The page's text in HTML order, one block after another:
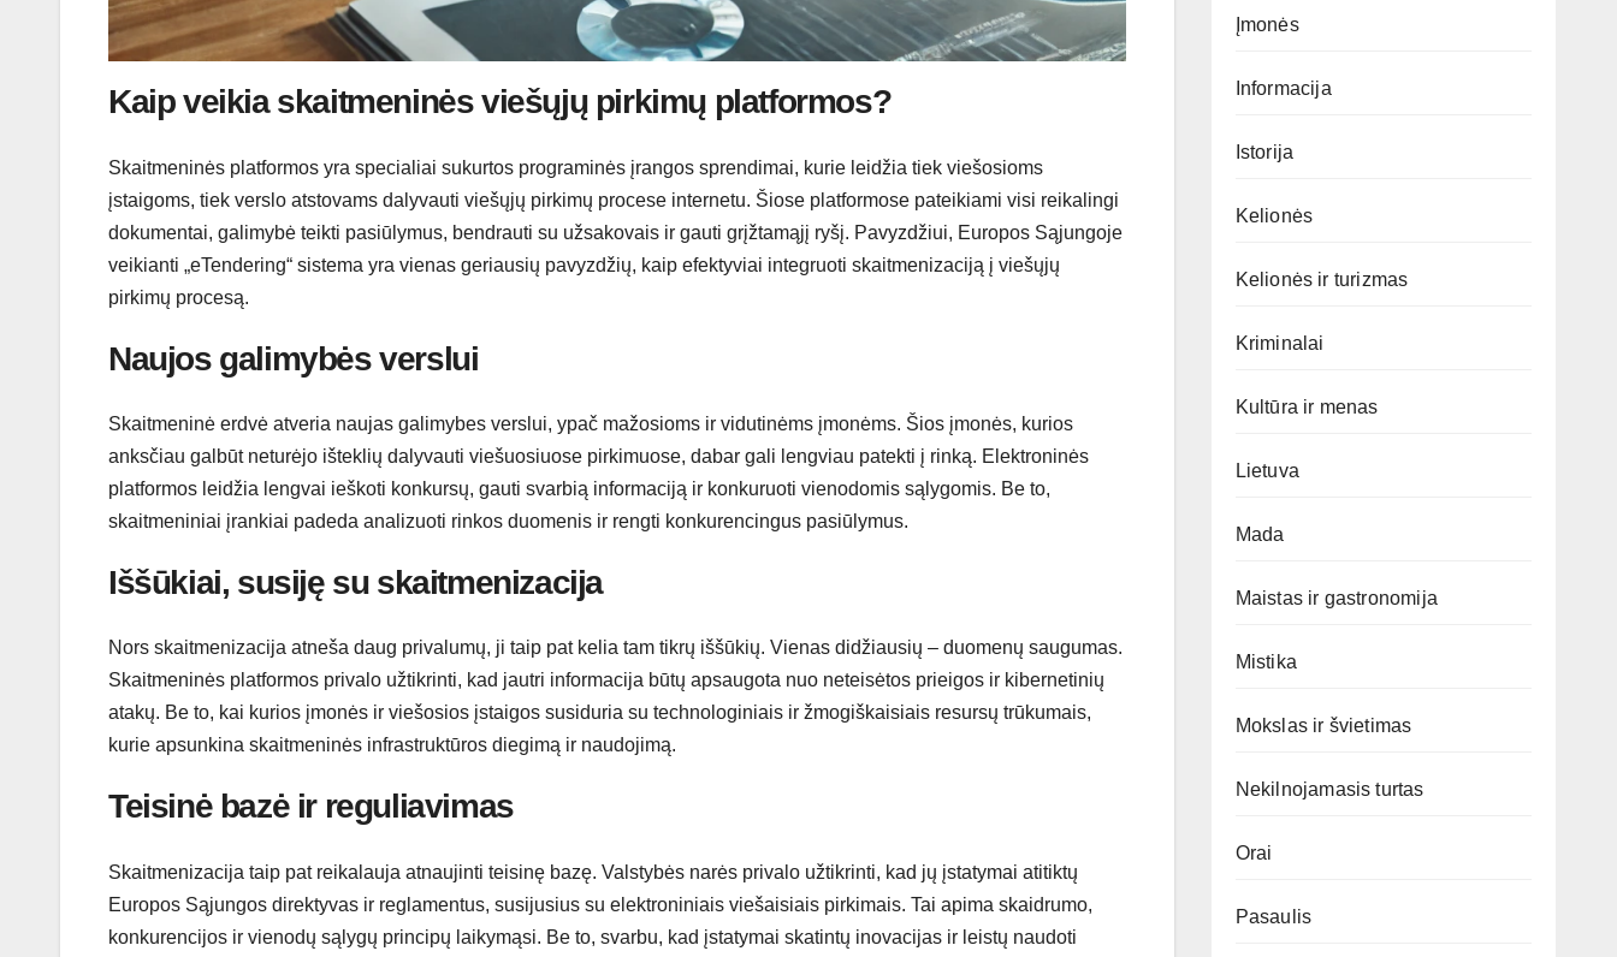
Kaip veikia skaitmeninės viešųjų pirkimų platformos?
Skaitmeninės platformos yra specialiai sukurtos programinės įrangos sprendimai, kurie leidžia tiek viešosioms
įstaigoms, tiek verslo atstovams dalyvauti viešųjų pirkimų procese internetu. Šiose platformose pateikiami visi reikalingi
dokumentai, galimybė teikti pasiūlymus, bendrauti su užsakovais ir gauti grįžtamąjį ryšį. Pavyzdžiui, Europos Sąjungoje
veikianti „eTendering“ sistema yra vienas geriausių pavyzdžių, kaip efektyviai integruoti skaitmenizaciją į viešųjų
pirkimų procesą.
Naujos galimybės verslui
Skaitmeninė erdvė atveria naujas galimybes verslui, ypač mažosioms ir vidutinėms įmonėms. Šios įmonės, kurios
anksčiau galbūt neturėjo išteklių dalyvauti viešuosiuose pirkimuose, dabar gali lengviau patekti į rinką. Elektroninės
platformos leidžia lengvai ieškoti konkursų, gauti svarbią informaciją ir konkuruoti vienodomis sąlygomis. Be to,
skaitmeniniai įrankiai padeda analizuoti rinkos duomenis ir rengti konkurencingus pasiūlymus.
Iššūkiai, susiję su skaitmenizacija
Nors skaitmenizacija atneša daug privalumų, ji taip pat kelia tam tikrų iššūkių. Vienas didžiausių – duomenų saugumas.
Skaitmeninės platformos privalo užtikrinti, kad jautri informacija būtų apsaugota nuo neteisėtos prieigos ir kibernetinių
atakų. Be to, kai kurios įmonės ir viešosios įstaigos susiduria su technologiniais ir žmogiškaisiais resursų trūkumais,
kurie apsunkina skaitmeninės infrastruktūros diegimą ir naudojimą.
Teisinė bazė ir reguliavimas
Skaitmenizacija taip pat reikalauja atnaujinti teisinę bazę. Valstybės narės privalo užtikrinti, kad jų įstatymai atitiktų
Europos Sąjungos direktyvas ir reglamentus, susijusius su elektroniniais viešaisiais pirkimais. Tai apima skaidrumo,
konkurencijos ir vienodų sąlygų principų laikymąsi. Be to, svarbu, kad įstatymai skatintų inovacijas ir leistų naudoti
Įmonės
Informacija
Istorija
Kelionės
Kelionės ir turizmas
Kriminalai
Kultūra ir menas
Lietuva
Mada
Maistas ir gastronomija
Mistika
Mokslas ir švietimas
Nekilnojamasis turtas
Orai
Pasaulis